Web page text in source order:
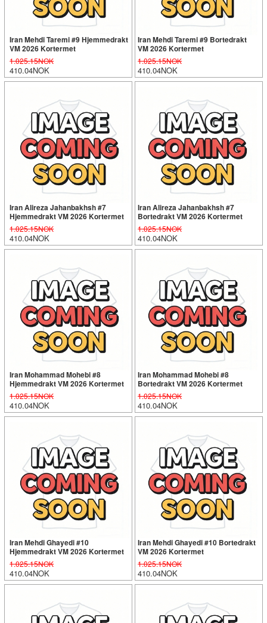
Iran Mehdi Taremi #9 Hjemmedrakt
VM 2026 Kortermet
1.025.15NOK
410.04NOK
Iran Mehdi Taremi #9 Bortedrakt
VM 2026 Kortermet
1.025.15NOK
410.04NOK
Iran Alireza Jahanbakhsh #7
Hjemmedrakt VM 2026 Kortermet
1.025.15NOK
410.04NOK
Iran Alireza Jahanbakhsh #7
Bortedrakt VM 2026 Kortermet
1.025.15NOK
410.04NOK
Iran Mohammad Mohebi #8
Hjemmedrakt VM 2026 Kortermet
1.025.15NOK
410.04NOK
Iran Mohammad Mohebi #8
Bortedrakt VM 2026 Kortermet
1.025.15NOK
410.04NOK
Iran Mehdi Ghayedi #10
Hjemmedrakt VM 2026 Kortermet
1.025.15NOK
410.04NOK
Iran Mehdi Ghayedi #10 Bortedrakt
VM 2026 Kortermet
1.025.15NOK
410.04NOK